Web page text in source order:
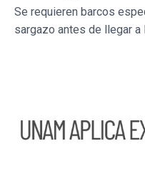
Se requieren barcos
sargazo antes de llegar a